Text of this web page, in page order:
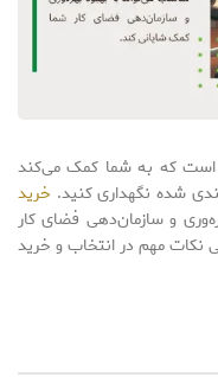
است که به شما کمک می‌کند
شده نگهداری کنید. خرید
و سازمان‌دهی فضای کار
نکات مهم در انتخاب و خرید